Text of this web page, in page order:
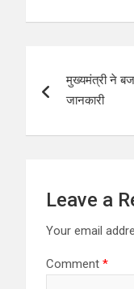
मुख्यमंत्री ने
जानकारी
Leave a
Your email
Comment *